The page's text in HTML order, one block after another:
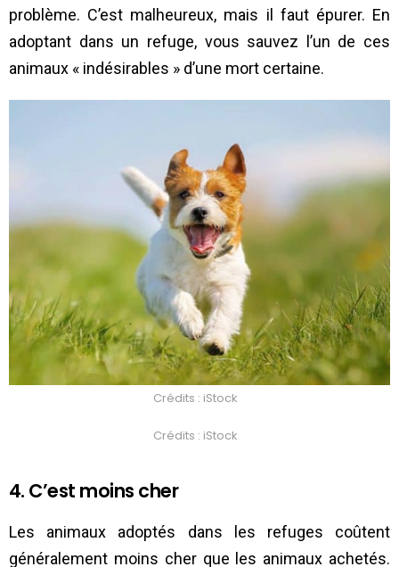
problème. C’est malheureux, mais il faut épurer. En
adoptant dans un refuge, vous sauvez l’un de ces
animaux « indésirables » d’une mort certaine.
Crédits : iStock
Crédits : iStock
4. C’est moins cher
Les animaux adoptés dans les refuges coûtent
généralement moins cher que les animaux achetés.